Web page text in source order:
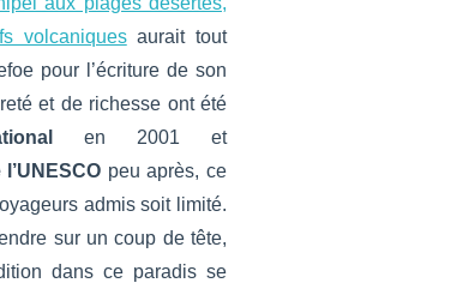
volcaniquesaurait tout
pour l’écriture de son
et de richesse ont été
en 2001 et
peu après, ce
admis soit limité.
sur un coup de tête,
dans ce paradis se